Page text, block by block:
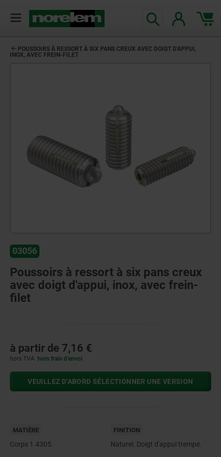
POUSSOIRS À RESSORT À SIX PANS CREUX AVEC DOIGT D'APPUI,
INOX, AVEC FREIN-FILET
03056
Poussoirs à ressort à six pans creux
avec doigt d'appui, inox, avec frein-
filet
à partir de 7,16 €
hors TVA hors frais d’envoi
VEUILLEZ D’ABORD SÉLECTIONNER UNE VERSION
MATIÈRE
Corps 1.4305.
FINITION
Naturel. Doigt d'appui trempé.